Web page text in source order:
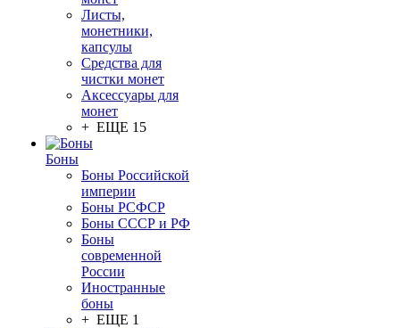
Листы,
монетники,
капсулы
Средства для
чистки монет
Аксессуары для
монет
+ ЕЩЕ 15
Боны
Боны Российской
империи
Боны РСФСР
Боны СССР и РФ
Боны
современной
России
Иностранные
боны
+ ЕЩЕ 1